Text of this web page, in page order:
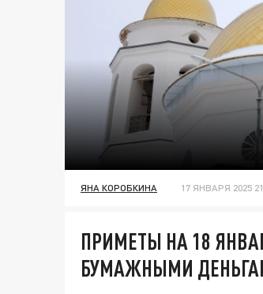
ЯНА КОРОБКИНА 17 ЯНВАРЯ 2025
ПРИМЕТЫ НА 18
БУМАЖНЫМИ